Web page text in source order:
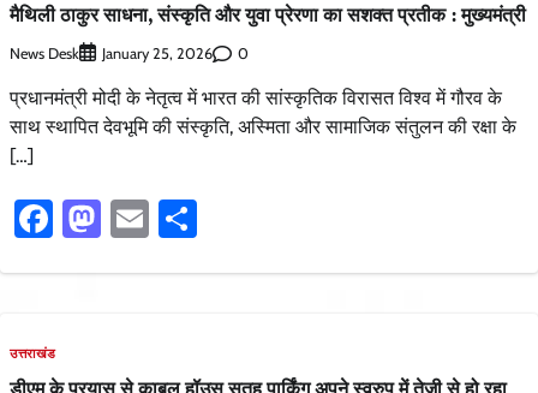
मैथिली ठाकुर साधना, संस्कृति और युवा प्रेरणा का सशक्त प्रतीक : मुख्यमंत्री
News Desk January 25, 2026 0
प्रधानमंत्री मोदी के नेतृत्व में भारत की सांस्कृतिक विरासत विश्व में गौरव के
साथ स्थापित देवभूमि की संस्कृति, अस्मिता और सामाजिक संतुलन की रक्षा के
[…]
Facebook
Mastodon
Email
उत्तराखंड